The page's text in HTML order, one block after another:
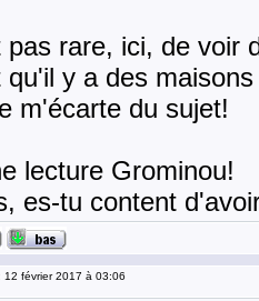
pas rare, ici, de voir
qu'il y a des
m'écarte du sujet!
lecture Grominou!
es-tu content
12 février 2017 à 03:06